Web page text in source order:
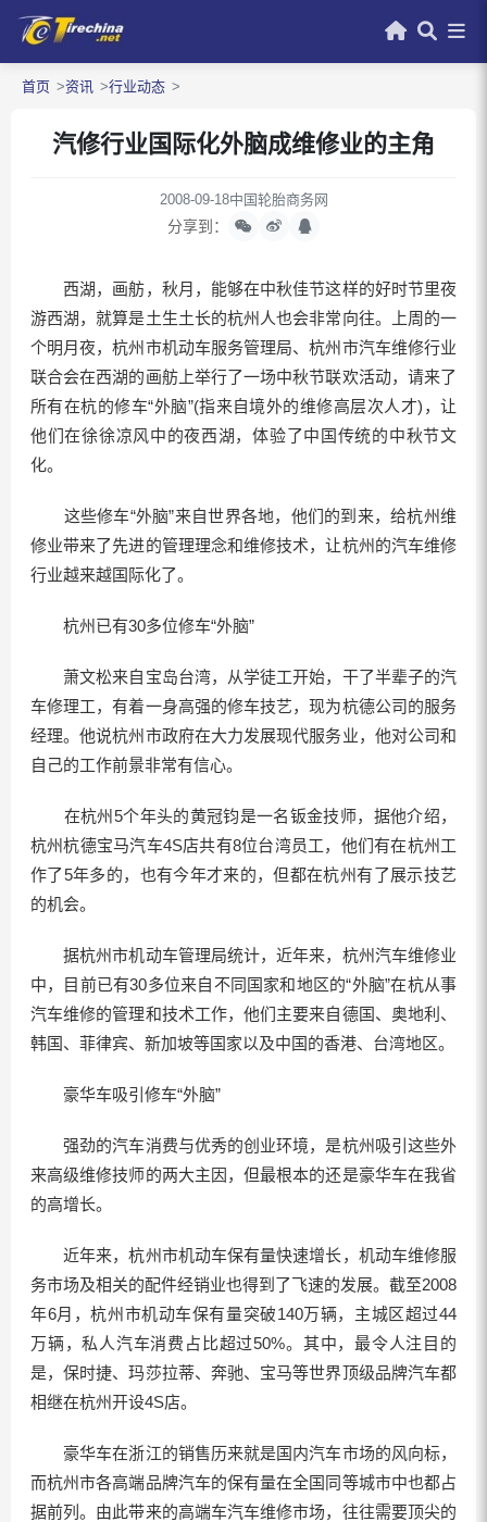
首页 资讯 行业动态
汽修行业国际化外脑成维修业的主角
2008-09-18中国轮胎商务网
分享到：
西湖，画舫，秋月，能够在中秋佳节这样的好时节里夜
游西湖，就算是土生土长的杭州人也会非常向往。上周的一
个明月夜，杭州市机动车服务管理局、杭州市汽车维修行业
联合会在西湖的画舫上举行了一场中秋节联欢活动，请来了
所有在杭的修车“外脑”(指来自境外的维修高层次人才)，让
他们在徐徐凉风中的夜西湖，体验了中国传统的中秋节文
化。
这些修车“外脑”来自世界各地，他们的到来，给杭州维
修业带来了先进的管理理念和维修技术，让杭州的汽车维修
行业越来越国际化了。
杭州已有30多位修车“外脑”
萧文松来自宝岛台湾，从学徒工开始，干了半辈子的汽
车修理工，有着一身高强的修车技艺，现为杭德公司的服务
经理。他说杭州市政府在大力发展现代服务业，他对公司和
自己的工作前景非常有信心。
在杭州5个年头的黄冠钧是一名钣金技师，据他介绍，
杭州杭德宝马汽车4S店共有8位台湾员工，他们有在杭州工
作了5年多的，也有今年才来的，但都在杭州有了展示技艺
的机会。
据杭州市机动车管理局统计，近年来，杭州汽车维修业
中，目前已有30多位来自不同国家和地区的“外脑”在杭从事
汽车维修的管理和技术工作，他们主要来自德国、奥地利、
韩国、菲律宾、新加坡等国家以及中国的香港、台湾地区。
豪华车吸引修车“外脑”
强劲的汽车消费与优秀的创业环境，是杭州吸引这些外
来高级维修技师的两大主因，但最根本的还是豪华车在我省
的高增长。
近年来，杭州市机动车保有量快速增长，机动车维修服
务市场及相关的配件经销业也得到了飞速的发展。截至2008
年6月，杭州市机动车保有量突破140万辆，主城区超过44
万辆，私人汽车消费占比超过50%。其中，最令人注目的
是，保时捷、玛莎拉蒂、奔驰、宝马等世界顶级品牌汽车都
相继在杭州开设4S店。
豪华车在浙江的销售历来就是国内汽车市场的风向标，
而杭州市各高端品牌汽车的保有量在全国同等城市中也都占
据前列。由此带来的高端车汽车维修市场，往往需要顶尖的